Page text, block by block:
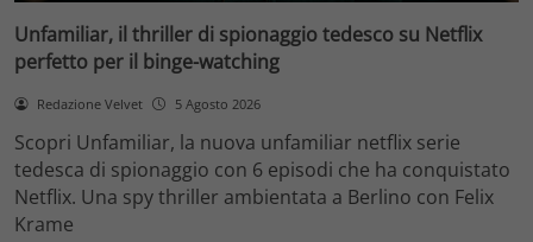
Unfamiliar, il thriller di spionaggio tedesco su Netflix
perfetto per il binge-watching
Redazione Velvet 5 Agosto 2026
Scopri Unfamiliar, la nuova unfamiliar netflix serie
tedesca di spionaggio con 6 episodi che ha conquistato
Netflix. Una spy thriller ambientata a Berlino con Felix
Krame